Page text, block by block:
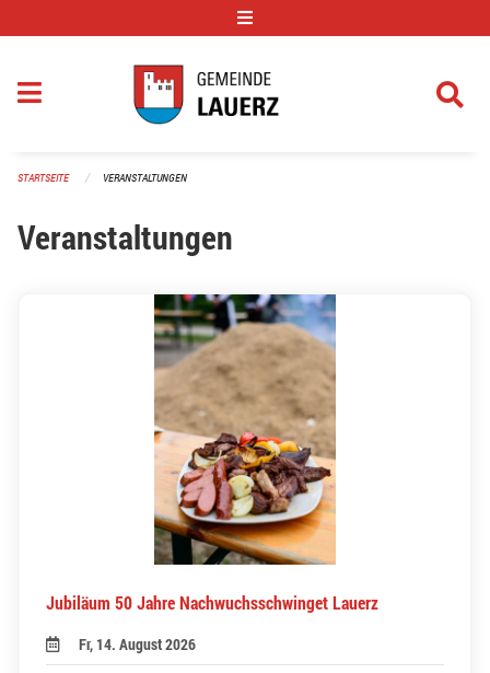
STARTSEITE VERANSTALTUNGEN
Veranstaltungen
Jubiläum 50 Jahre Nachwuchsschwinget Lauerz
Fr, 14. August 2026